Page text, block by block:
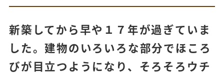
新築してから早や１７年が過ぎていま
した。建物のいろいろな部分でほころ
びが目立つようになり、そろそろウチ